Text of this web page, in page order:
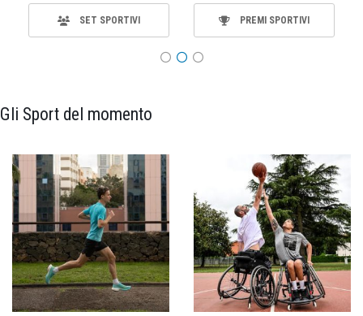
SET SPORTIVI PREMI SPORTIVI
Gli Sport del momento